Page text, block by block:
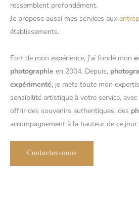
ressemblent profondément.
Je propose aussi mes services aux
établissements.
Fort de mon expérience, j’ai fondé mon
photographie en 2004. Depuis,
expérimenté, je mets toute mon
sensibilité artistique à votre service,
offrir des souvenirs authentiques, des
accompagnement à la hauteur de ce
Contactez-nous